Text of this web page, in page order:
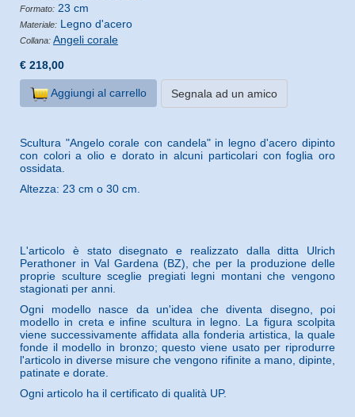
Formato: 23 cm
Materiale: Legno d'acero
Collana: Angeli corale
€ 218,00
Aggiungi al carrello Segnala ad un amico
Scultura "Angelo corale con candela" in legno d'acero dipinto
con colori a olio e dorato in alcuni particolari con foglia oro
ossidata.
Altezza: 23 cm o 30 cm.
L'articolo è stato disegnato e realizzato dalla ditta Ulrich
Perathoner in Val Gardena (BZ), che per la produzione delle
proprie sculture sceglie pregiati legni montani che vengono
stagionati per anni.
Ogni modello nasce da un'idea che diventa disegno, poi
modello in creta e infine scultura in legno. La figura scolpita
viene successivamente affidata alla fonderia artistica, la quale
fonde il modello in bronzo; questo viene usato per riprodurre
l'articolo in diverse misure che vengono rifinite a mano, dipinte,
patinate e dorate.
Ogni articolo ha il certificato di qualità UP.